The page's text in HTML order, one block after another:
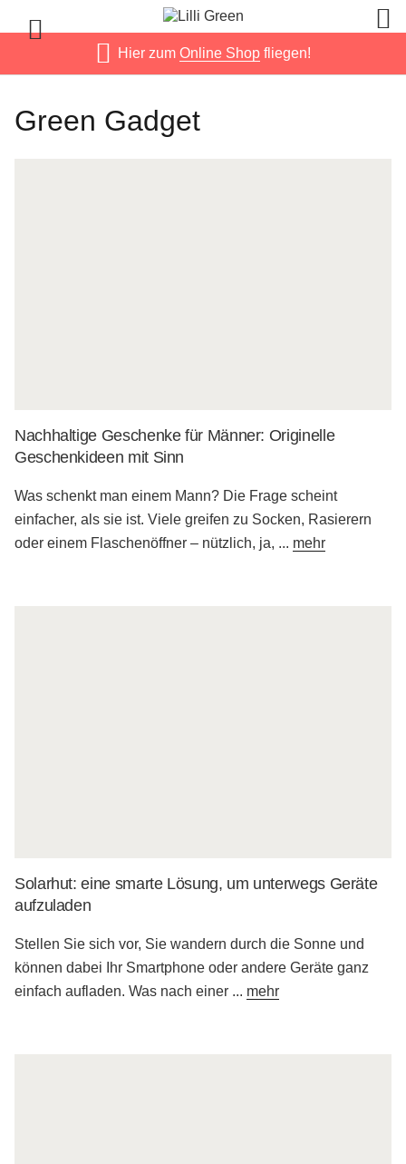
Hier zumOnline Shop fliegen!
Green Gadget
Nachhaltige Geschenke für Männer: Originelle
Geschenkideen mit Sinn
Was schenkt man einem Mann? Die Frage scheint
einfacher, als sie ist. Viele greifen zu Socken, Rasierern
oder einem Flaschenöffner – nützlich, ja, ... mehr
Solarhut: eine smarte Lösung, um unterwegs Geräte
aufzuladen
Stellen Sie sich vor, Sie wandern durch die Sonne und
können dabei Ihr Smartphone oder andere Geräte ganz
einfach aufladen. Was nach einer ... mehr